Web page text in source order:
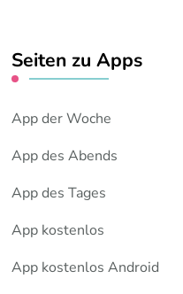
Seiten zu Apps
App der Woche
App des Abends
App des Tages
App kostenlos
App kostenlos Android